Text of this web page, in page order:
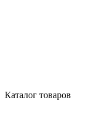
Каталог товаров